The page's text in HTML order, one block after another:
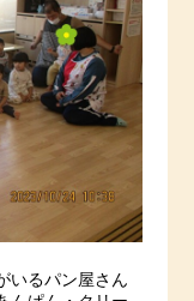
いるパン屋さん